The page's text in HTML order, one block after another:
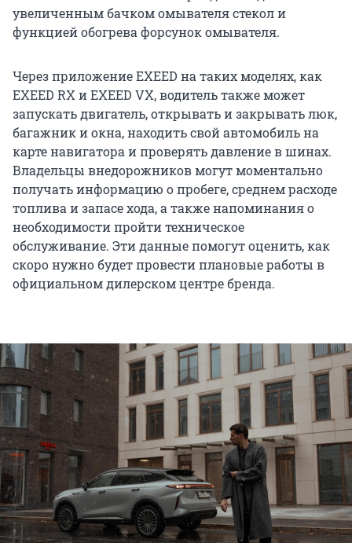
увеличенным бачком омывателя стекол и
функцией обогрева форсунок омывателя.
Через приложение EXEED на таких моделях, как
EXEED RX и EXEED VX, водитель также может
запускать двигатель, открывать и закрывать люк,
багажник и окна, находить свой автомобиль на
карте навигатора и проверять давление в шинах.
Владельцы внедорожников могут моментально
получать информацию о пробеге, среднем расходе
топлива и запасе хода, а также напоминания о
необходимости пройти техническое
обслуживание. Эти данные помогут оценить, как
скоро нужно будет провести плановые работы в
официальном дилерском центре бренда.